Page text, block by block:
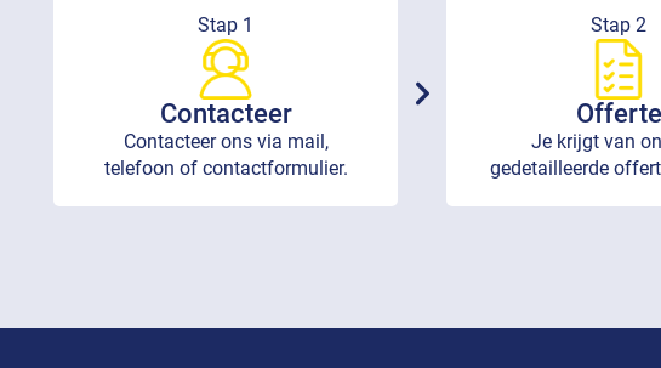
Stap 1
Contacteer
Contacteer ons via mail,
telefoon of contactformulier.
Stap 2
Offerte
Je krijgt van
gedetailleerde